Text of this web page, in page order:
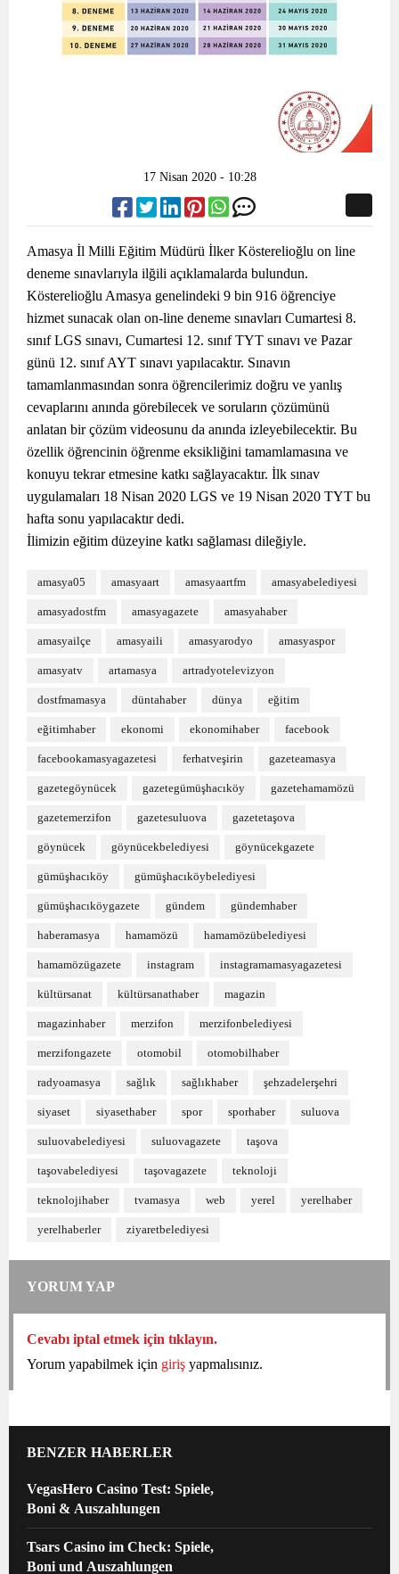
17 Nisan 2020 - 10:28
Amasya İl Milli Eğitim Müdürü İlker Kösterelioğlu on line
deneme sınavlarıyla ilğili açıklamalarda bulundun.
Kösterelioğlu Amasya genelindeki 9 bin 916 öğrenciye
hizmet sunacak olan on-line deneme sınavları Cumartesi 8.
sınıf LGS sınavı, Cumartesi 12. sınıf TYT sınavı ve Pazar
günü 12. sınıf AYT sınavı yapılacaktır. Sınavın
tamamlanmasından sonra öğrencilerimiz doğru ve yanlış
cevaplarını anında görebilecek ve soruların çözümünü
anlatan bir çözüm videosunu da anında izleyebilecektir. Bu
özellik öğrencinin öğrenme eksikliğini tamamlamasına ve
konuyu tekrar etmesine katkı sağlayacaktır. İlk sınav
uygulamaları 18 Nisan 2020 LGS ve 19 Nisan 2020 TYT bu
hafta sonu yapılacaktır dedi.
İlimizin eğitim düzeyine katkı sağlaması dileğiyle.
amasya05 amasyaart amasyaartfm amasyabelediyesi
amasyadostfm amasyagazete amasyahaber
amasyailçe amasyaili amasyarodyo amasyaspor
amasyatv artamasya artradyotelevizyon
dostfmamasya düntahaber dünya eğitim
eğitimhaber ekonomi ekonomihaber facebook
facebookamasyagazetesi ferhatveşirin gazeteamasya
gazetegöynücek gazetegümüşhacıköy gazetehamamözü
gazetemerzifon gazetesuluova gazetetaşova
göynücek göynücekbelediyesi göynücekgazete
gümüşhacıköy gümüşhacıköybelediyesi
gümüşhacıköygazete gündem gündemhaber
haberamasya hamamözü hamamözübelediyesi
hamamözügazete instagram instagramamasyagazetesi
kültürsanat kültürsanathaber magazin
magazinhaber merzifon merzifonbelediyesi
merzifongazete otomobil otomobilhaber
radyoamasya sağlık sağlıkhaber şehzadelerşehri
siyaset siyasethaber spor sporhaber suluova
suluovabelediyesi suluovagazete taşova
taşovabelediyesi taşovagazete teknoloji
teknolojihaber tvamasya web yerel yerelhaber
yerelhaberler ziyaretbelediyesi
YORUM YAP
Cevabı iptal etmek için tıklayın.
Yorum yapabilmek için giriş yapmalısınız.
BENZER HABERLER
VegasHero Casino Test: Spiele,
Boni & Auszahlungen
Tsars Casino im Check: Spiele,
Boni und Auszahlungen